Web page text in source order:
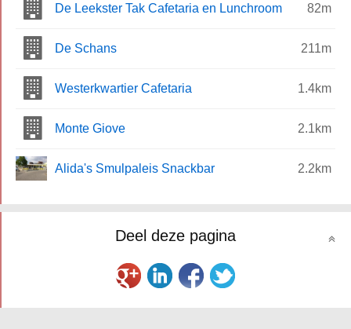
De Leekster Tak Cafetaria en Lunchroom 82m
De Schans 211m
Westerkwartier Cafetaria 1.4km
Monte Giove 2.1km
Alida's Smulpaleis Snackbar 2.2km
Deel deze pagina